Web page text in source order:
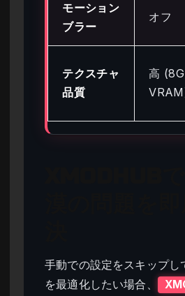
モーション
ブラー
オフ
テクスチャ
品質
高
手動での設定をスキップし
を最適化したい場合、